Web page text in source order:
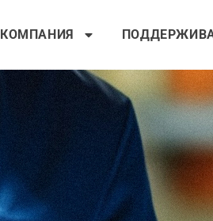
КОМПАНИЯ